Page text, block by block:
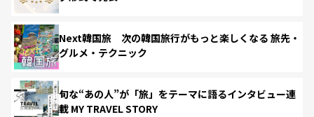
Next韓国旅 次の韓国旅行がもっと楽しくなる 旅先・
グルメ・テクニック
旬な“あの人”が「旅」をテーマに語るインタビュー連
載 MY TRAVEL STORY